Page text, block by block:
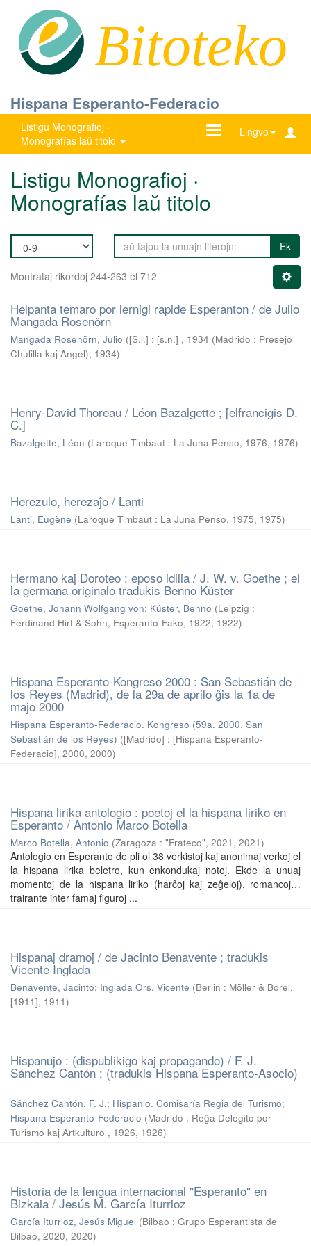
Bitoteko
Hispana Esperanto-Federacio
Listigu Monografioj ·
Monografías laŭ titolo
Lingvo
Ŝanĝu
Listigu Monografioj ·
Monografías laŭ titolo
Ek
Montrataj rikordoj 244-263 el 712
Helpanta temaro por lernigi rapide Esperanton / de Julio
Mangada Rosenörn
Mangada Rosenörn, Julio ([S.l.] : [s.n.] , 1934 (Madrido : Presejo
Chulilla kaj Angel), 1934)
Henry-David Thoreau / Léon Bazalgette ; [elfrancigis D.
C.]
Bazalgette, Léon (Laroque Timbaut : La Juna Penso, 1976, 1976)
Herezulo, herezaĵo / Lanti
Lanti, Eugène (Laroque Timbaut : La Juna Penso, 1975, 1975)
Hermano kaj Doroteo : eposo idilia / J. W. v. Goethe ; el
la germana originalo tradukis Benno Küster
Goethe, Johann Wolfgang von; Küster, Benno (Leipzig :
Ferdinand Hirt & Sohn, Esperanto-Fako, 1922, 1922)
Hispana Esperanto-Kongreso 2000 : San Sebastián de
los Reyes (Madrid), de la 29a de aprilo ĝis la 1a de
majo 2000
Hispana Esperanto-Federacio. Kongreso (59a. 2000. San
Sebastián de los Reyes) ([Madrido] : [Hispana Esperanto-
Federacio], 2000, 2000)
Hispana lirika antologio : poetoj el la hispana liriko en
Esperanto / Antonio Marco Botella
Marco Botella, Antonio (Zaragoza : "Frateco", 2021 , 2021)
Antologio en Esperanto de pli ol 38 verkistoj kaj anonimaj verkoj el
la hispana lirika beletro, kun enkondukaj notoj. Ekde la unuaj
momentoj de la hispana liriko (harĉoj kaj zeĝeloj), romancoj…
trairante inter famaj figuroj ...
Hispanaj dramoj / de Jacinto Benavente ; tradukis
Vicente Inglada
Benavente, Jacinto; Inglada Ors, Vicente (Berlin : Möller & Borel,
[1911], 1911)
Hispanujo : (dispublikigo kaj propagando) / F. J.
Sánchez Cantón ; (tradukis Hispana Esperanto-Asocio)
Sánchez Cantón, F. J.; Hispanio. Comisaría Regia del Turismo;
Hispana Esperanto-Federacio (Madrido : Reĝa Delegito por
Turismo kaj Artkulturo , 1926, 1926)
Historia de la lengua internacional "Esperanto" en
Bizkaia / Jesús M. García Iturrioz
García Iturrioz, Jesús Miguel (Bilbao : Grupo Esperantista de
Bilbao, 2020, 2020)